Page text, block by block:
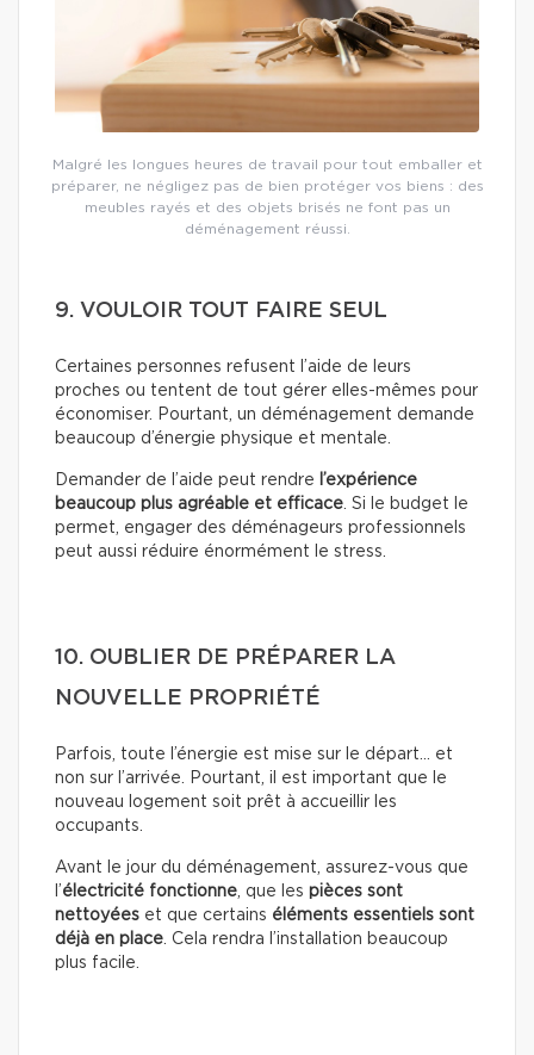
Malgré les longues heures de travail pour tout emballer et
préparer, ne négligez pas de bien protéger vos biens : des
meubles rayés et des objets brisés ne font pas un
déménagement réussi.
9. VOULOIR TOUT FAIRE SEUL
Certaines personnes refusent l’aide de leurs
proches ou tentent de tout gérer elles-mêmes pour
économiser. Pourtant, un déménagement demande
beaucoup d’énergie physique et mentale.
Demander de l’aide peut rendre l’expérience
beaucoup plus agréable et efficace. Si le budget le
permet, engager des déménageurs professionnels
peut aussi réduire énormément le stress.
10. OUBLIER DE PRÉPARER LA
NOUVELLE PROPRIÉTÉ
Parfois, toute l’énergie est mise sur le départ… et
non sur l’arrivée. Pourtant, il est important que le
nouveau logement soit prêt à accueillir les
occupants.
Avant le jour du déménagement, assurez-vous que
l’électricité fonctionne, que les pièces sont
nettoyées et que certains éléments essentiels sont
déjà en place. Cela rendra l’installation beaucoup
plus facile.